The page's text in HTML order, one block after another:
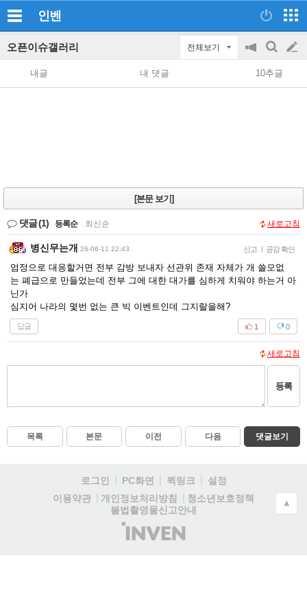
인벤
오픈이슈갤러리 전체보기
공
지
on/off
검
색
글
쓰
내글 내 댓글 10추글
[본문 보기]
댓글(1) 등록순 최신순 새로고침
병신무는개 26-06-11 22:43 신고 | 공감 확인
엄정으로 대응할거면 전부 감방 보내자 선관위 존재 자체가 개 쓸모없
는 폐급으로 만들었는데 전부 그에 대한 대가를 심하게 치워야 하는거 아
닌가
심지어 나라의 몇번 없는 큰 빅 이벤트인데 그지랄을해?
답글 0
1
새로고침
등록
목록 본문 이전 다음 댓글보기
로그인 PC화면 퀵링크
설정
이용약관
개인정보처리방침
청소년보호정책
불법촬영물신고안내
(주)
인
▲